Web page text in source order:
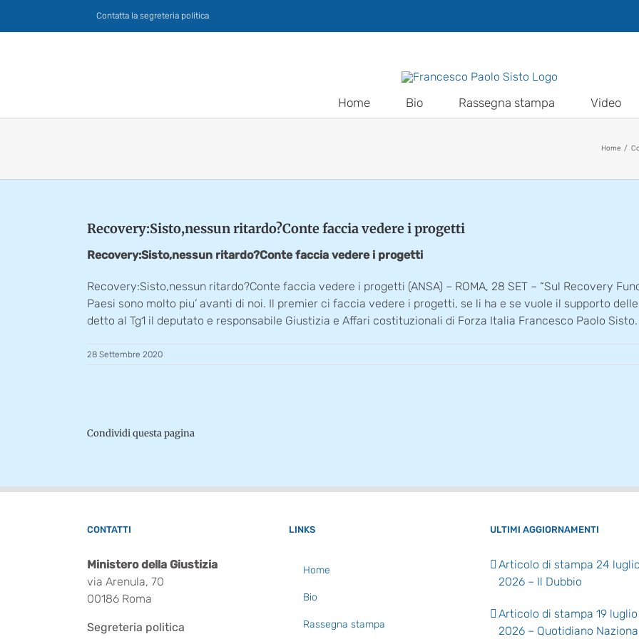
Contatta la segreteria politica
Home Bio Rassegna stampa Video
Home
Recovery:Sisto,nessun ritardo?Conte faccia vedere i progetti
Recovery:Sisto,nessun ritardo?Conte faccia vedere i progetti
Recovery:Sisto,nessun ritardo?Conte faccia vedere i progetti (ANSA) – ROMA, 28 SET – “Sul Recovery
Paesi sono molto piu’ avanti di noi. Il premier ci faccia vedere i progetti, se li ha e se vuole il supporto delle
detto al Tg1 il deputato e responsabile Giustizia e Affari costituzionali di Forza Italia Francesco Paolo Sisto.
28 Settembre 2020
Condividi questa pagina
CONTATTI
Ministero della Giustizia
via Arenula, 70
00186 Roma
Segreteria politica
LINKS
Home
Bio
Rassegna stampa
ULTIMI AGGIORNAMENTI
Articolo di stampa 24 luglio
2026 – Il Dubbio
Articolo di stampa 19 luglio
2026 – Quotidiano